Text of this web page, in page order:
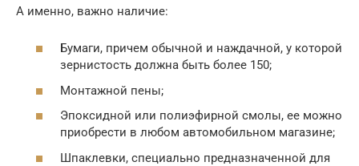
А именно, важно наличие:
Бумаги, причем обычной и наждачной, у которой
зернистость должна быть более 150;
Монтажной пены;
Эпоксидной или полиэфирной смолы, ее можно
приобрести в любом автомобильном магазине;
Шпаклевки, специально предназначенной для